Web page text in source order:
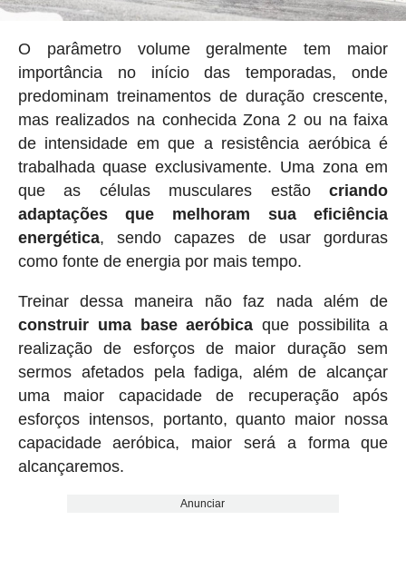
O parâmetro volume geralmente tem maior
importância no início das temporadas, onde
predominam treinamentos de duração crescente,
mas realizados na conhecida Zona 2 ou na faixa
de intensidade em que a resistência aeróbica é
trabalhada quase exclusivamente. Uma zona em
que as células musculares estãocriando
adaptações que melhoram sua eficiência
energética, sendo capazes de usar gorduras
como fonte de energia por mais tempo.
Treinar dessa maneira não faz nada além de
construir uma base aeróbica que possibilita a
realização de esforços de maior duração sem
sermos afetados pela fadiga, além de alcançar
uma maior capacidade de recuperação após
esforços intensos, portanto, quanto maior nossa
capacidade aeróbica, maior será a forma que
alcançaremos.
Anunciar